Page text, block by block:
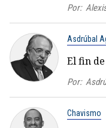
Por:
Asdrúbal
El fin
Por:
Chavismo